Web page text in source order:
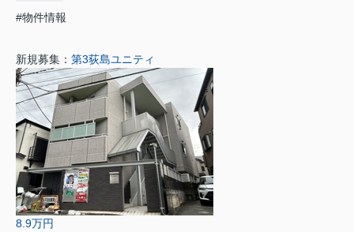
#物件情報
新規募集： 第3荻島ユニティ
8.9万円